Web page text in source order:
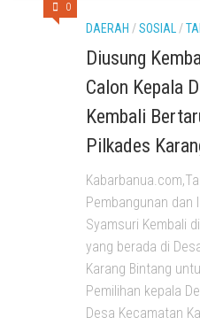
0
DAERAH /SOSIAL/
Diusung
Calon Kepala
Kembali
Pilkades
Pembangunan dan
Syamsuri Kembali
yang berada di
Karang Bintang
Pemilihan kepala
Desa Kecamatan